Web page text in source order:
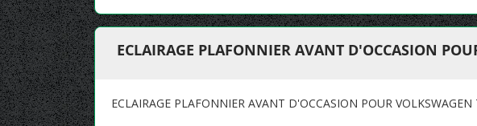
ECLAIRAGE PLAFONNIER AVANT D'OCCASION
ECLAIRAGE PLAFONNIER AVANT D'OCCASION POUR VOLKSWAGEN